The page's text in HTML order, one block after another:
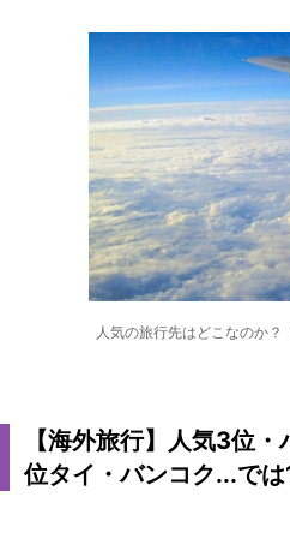
人気の旅行先はどこなのか？
【海外旅行】人気3位
位タイ・バンコク...では